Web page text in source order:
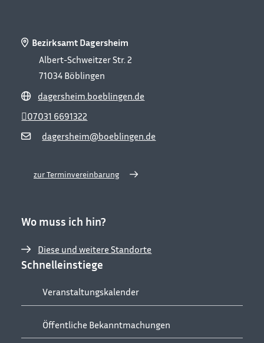
Bezirksamt Dagersheim
Albert-Schweitzer Str. 2
71034 Böblingen
dagersheim.boeblingen.de
dagersheim@boeblingen.de
07031 6691322
zur Terminvereinbarung
Wo muss ich hin?
Diese und weitere Standorte
Schnelleinstiege
Veranstaltungskalender
Öffentliche Bekanntmachungen